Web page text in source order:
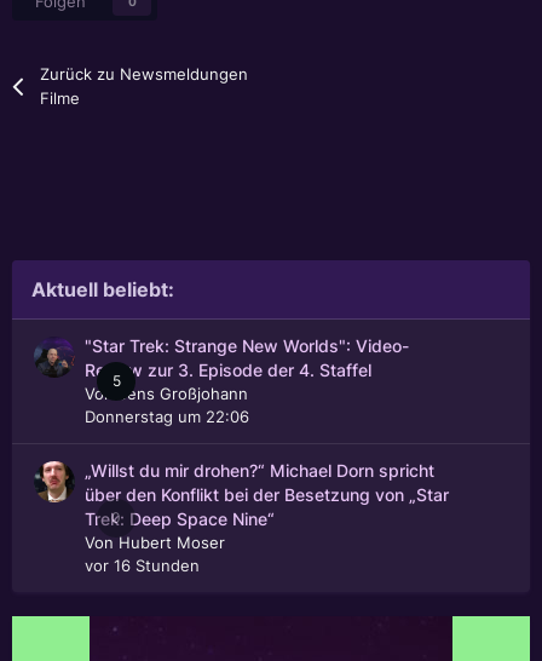
Zurück zu Newsmeldungen
Filme
Aktuell beliebt:
5
"Star Trek: Strange New Worlds": Video-
Review zur 3. Episode der 4. Staffel
Von
Jens Großjohann
Donnerstag um 22:06
0
„Willst du mir drohen?“ Michael Dorn spricht
über den Konflikt bei der Besetzung von „Star
Trek: Deep Space Nine“
Von Hubert Moser
vor 16 Stunden